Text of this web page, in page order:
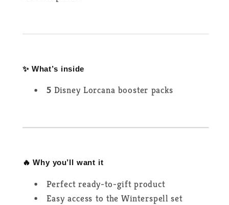
✨ What’s inside
5 Disney Lorcana booster packs
🔥 Why you’ll want it
Perfect ready-to-gift product
Easy access to the Winterspell set